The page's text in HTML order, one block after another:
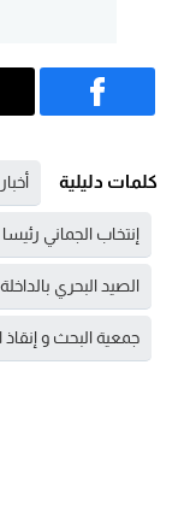
كلمات دليلية
إنتخاب الجماني
الصيد البحري بالداخلة
جمعية البحث و إنقاذ